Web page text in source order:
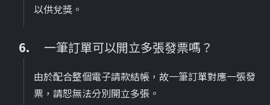
以供兌獎。
一筆訂單可以開立多張發票嗎？
由於配合整個電子請款結帳，故一筆訂單對應一張發
票，請恕無法分別開立多張。